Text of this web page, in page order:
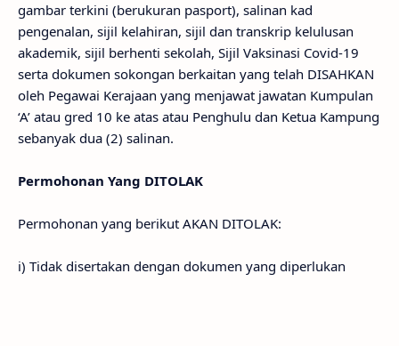
gambar terkini (berukuran pasport), salinan kad
pengenalan, sijil kelahiran, sijil dan transkrip kelulusan
akademik, sijil berhenti sekolah, Sijil Vaksinasi Covid-19
serta dokumen sokongan berkaitan yang telah DISAHKAN
oleh Pegawai Kerajaan yang menjawat jawatan Kumpulan
‘A’ atau gred 10 ke atas atau Penghulu dan Ketua Kampung
sebanyak dua (2) salinan.
Permohonan Yang DITOLAK
Permohonan yang berikut AKAN DITOLAK:
i) Tidak disertakan dengan dokumen yang diperlukan